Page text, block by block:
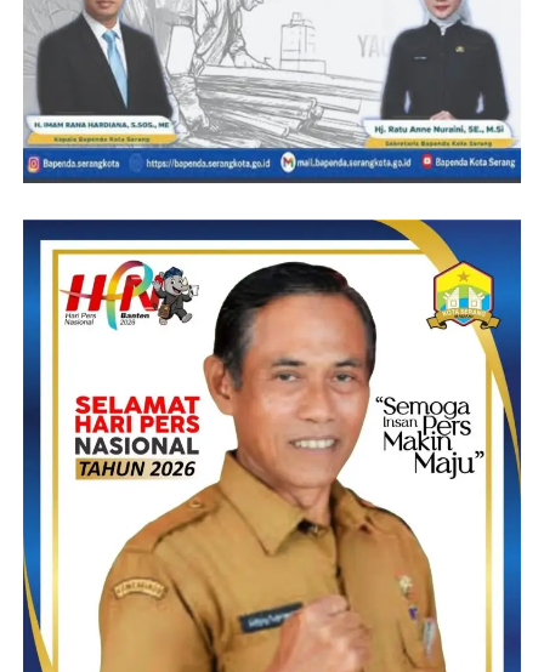
wartawan
adalah sebagai profesi mencerdaskan anak bangsa, dari
merekalah kita mendapatkan informasi publik baik secara lisan
maupun tulisan dan selain itu wartawan juga dilindungi oleh
Undang-undang Pers No 40 tahun 1999 ” Tutupnya .
(Idrak / Red)
Post Views: 16